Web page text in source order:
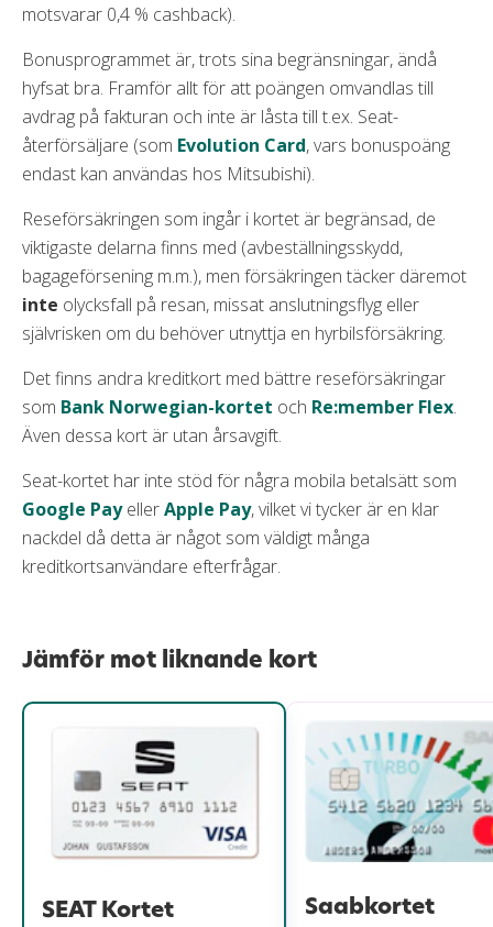
motsvarar 0,4 % cashback).
Bonusprogrammet är, trots sina begränsningar, ändå
hyfsat bra. Framför allt för att poängen omvandlas till
avdrag på fakturan och inte är låsta till t.ex. Seat-
återförsäljare (som Evolution Card, vars bonuspoäng
endast kan användas hos Mitsubishi).
Reseförsäkringen som ingår i kortet är begränsad, de
viktigaste delarna finns med (avbeställningsskydd,
bagageförsening m.m.), men försäkringen täcker däremot
inte olycksfall på resan, missat anslutningsflyg eller
självrisken om du behöver utnyttja en hyrbilsförsäkring.
Det finns andra kreditkort med bättre reseförsäkringar
som Bank Norwegian-kortet och Re:member Flex.
Även dessa kort är utan årsavgift.
Seat-kortet har inte stöd för några mobila betalsätt som
Google PayellerApple Pay, vilket vi tycker är en klar
nackdel då detta är något som väldigt många
kreditkortsanvändare efterfrågar.
Jämför mot liknande kort
SEAT Kortet Saabkortet